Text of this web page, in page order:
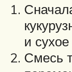
и
Смесь